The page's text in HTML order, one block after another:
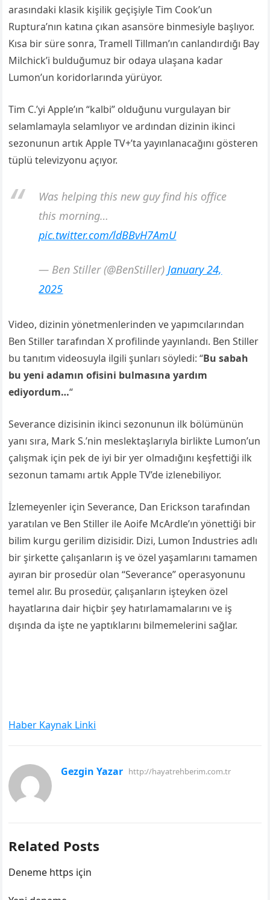
arasındaki klasik kişilik geçişiyle Tim Cook’un
Ruptura’nın katına çıkan asansöre binmesiyle başlıyor.
Kısa bir süre sonra, Tramell Tillman’ın canlandırdığı Bay
Milchick’i bulduğumuz bir odaya ulaşana kadar
Lumon’un koridorlarında yürüyor.
Tim C.’yi Apple’ın “kalbi” olduğunu vurgulayan bir
selamlamayla selamlıyor ve ardından dizinin ikinci
sezonunun artık Apple TV+’ta yayınlanacağını gösteren
tüplü televizyonu açıyor.
Was helping this new guy find his office
this morning…
pic.twitter.com/ldBBvH7AmU
— Ben Stiller (@BenStiller) January 24,
2025
Video, dizinin yönetmenlerinden ve yapımcılarından
Ben Stiller tarafından X profilinde yayınlandı. Ben Stiller
bu tanıtım videosuyla ilgili şunları söyledi: “Bu sabah
bu yeni adamın ofisini bulmasına yardım
ediyordum…“
Severance dizisinin ikinci sezonunun ilk bölümünün
yanı sıra, Mark S.’nin meslektaşlarıyla birlikte Lumon’un
çalışmak için pek de iyi bir yer olmadığını keşfettiği ilk
sezonun tamamı artık Apple TV’de izlenebiliyor.
İzlemeyenler için Severance, Dan Erickson tarafından
yaratılan ve Ben Stiller ile Aoife McArdle’ın yönettiği bir
bilim kurgu gerilim dizisidir. Dizi, Lumon Industries adlı
bir şirkette çalışanların iş ve özel yaşamlarını tamamen
ayıran bir prosedür olan “Severance” operasyonunu
temel alır. Bu prosedür, çalışanların işteyken özel
hayatlarına dair hiçbir şey hatırlamamalarını ve iş
dışında da işte ne yaptıklarını bilmemelerini sağlar.
Haber Kaynak Linki
Gezgin Yazar http://hayatrehberim.com.tr
Related Posts
Deneme https için